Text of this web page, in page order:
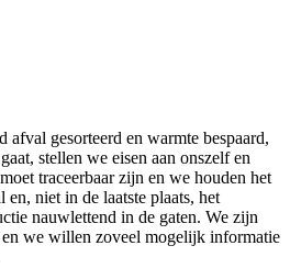
gesorteerd en warmte bespaard,
stellen we eisen aan onszelf en
traceerbaar zijn en we houden het
en, niet in de laatste plaats, het
nauwlettend in de gaten. We zijn
we willen zoveel mogelijk informatie